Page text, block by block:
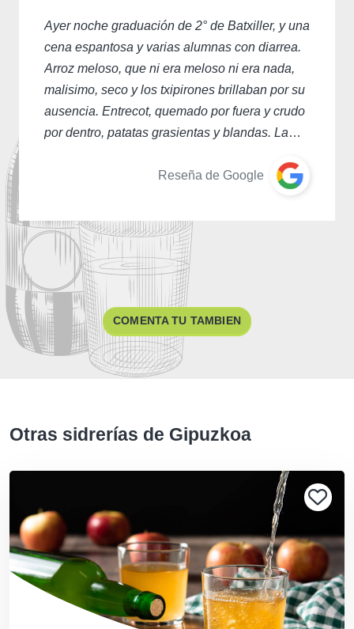
Ayer noche graduación de 2° de Batxiller, y una
cena espantosa y varias alumnas con diarrea.
Arroz meloso, que ni era meloso ni era nada,
malisimo, seco y los txipirones brillaban por su
ausencia. Entrecot, quemado por fuera y crudo
por dentro, patatas grasientas y blandas. La
no estáis preparados para atender a tanta
porque de barato no tenía nada.
Reseña de Google
COMENTA TU TAMBIEN
Otras sidrerías de Gipuzkoa